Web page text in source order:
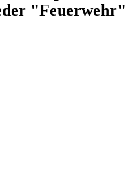
"Feuerwehr"